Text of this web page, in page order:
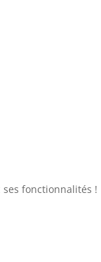
ses fonctionnalités !